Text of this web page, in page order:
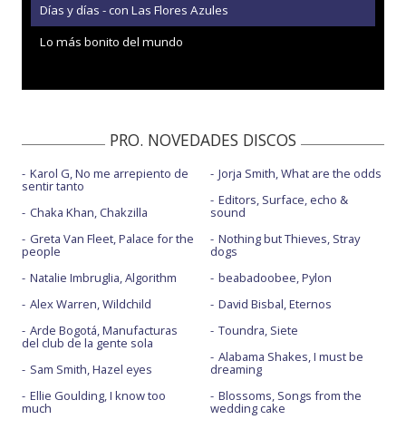
Días y días - con Las Flores Azules
Lo más bonito del mundo
PRO. NOVEDADES DISCOS
Karol G, No me arrepiento de
sentir tanto
Chaka Khan, Chakzilla
Greta Van Fleet, Palace for the
people
Natalie Imbruglia, Algorithm
Alex Warren, Wildchild
Arde Bogotá, Manufacturas
del club de la gente sola
Sam Smith, Hazel eyes
Ellie Goulding, I know too
much
Jorja Smith, What are the odds
Editors, Surface, echo &
sound
Nothing but Thieves, Stray
dogs
beabadoobee, Pylon
David Bisbal, Eternos
Toundra, Siete
Alabama Shakes, I must be
dreaming
Blossoms, Songs from the
wedding cake